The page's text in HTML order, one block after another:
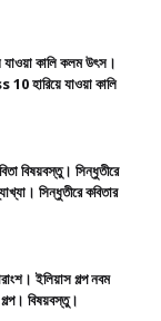
যাওয়া কালি কলম উৎস।
10 হারিয়ে যাওয়া কালি
বিষয়বস্তু। সিন্ধুতীরে
সিন্ধুতীরে কবিতার
ইলিয়াস গল্প নবম
বিষয়বস্তু।